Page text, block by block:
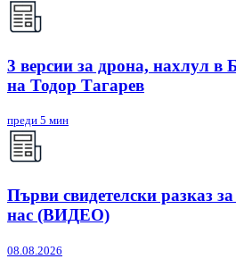
3 версии за дрона, нахлул в
на Тодор Тагарев
преди 5 мин
Първи свидетелски разказ
нас (ВИДЕО)
08.08.2026